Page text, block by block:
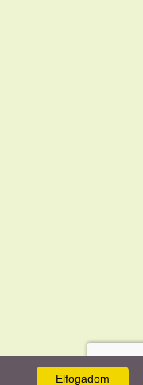
Elfogadom